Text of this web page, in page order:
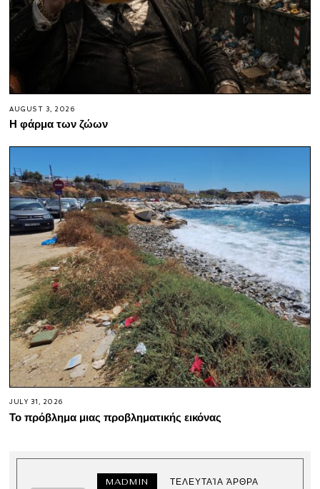
AUGUST 3, 2026
Η φάρμα των ζώων
JULY 31, 2026
Το πρόβλημα μιας προβληματικής εικόνας
MADMIN ΤΕΛΕΥΤΑΊΑ ΆΡΘΡΑ